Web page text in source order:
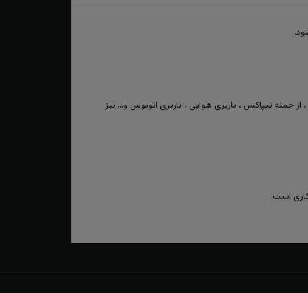
تیپاکس ، باربری هوایی ، باربری اتوبوس و... نیز